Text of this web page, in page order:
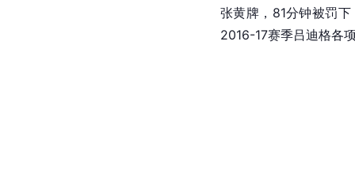
张黄牌，81分钟被罚
2016-17赛季吕迪格各